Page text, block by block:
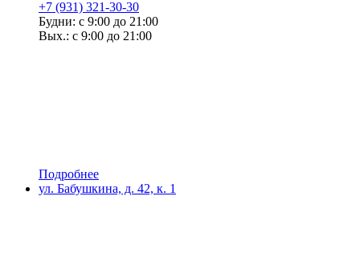
+7 (931) 321-30-30
Будни: с 9:00 до 21:00
Вых.: с 9:00 до 21:00
Подробнее
ул. Бабушкина, д. 42, к. 1